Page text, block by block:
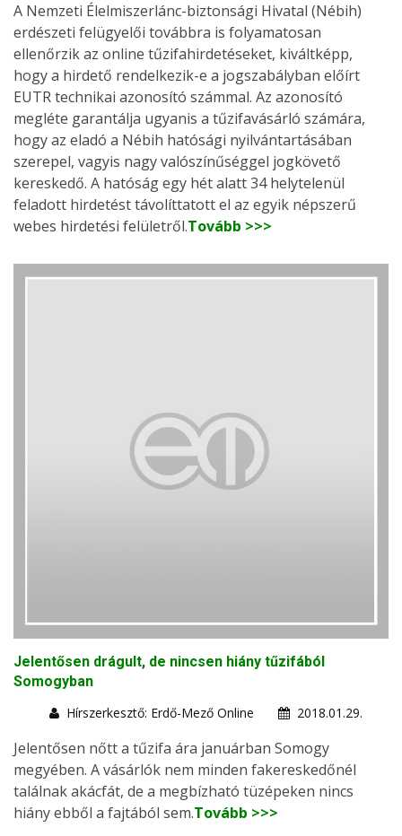
A Nemzeti Élelmiszerlánc-biztonsági Hivatal (Nébih)
erdészeti felügyelői továbbra is folyamatosan
ellenőrzik az online tűzifahirdetéseket, kiváltképp,
hogy a hirdető rendelkezik-e a jogszabályban előírt
EUTR technikai azonosító számmal. Az azonosító
megléte garantálja ugyanis a tűzifavásárló számára,
hogy az eladó a Nébih hatósági nyilvántartásában
szerepel, vagyis nagy valószínűséggel jogkövető
kereskedő. A hatóság egy hét alatt 34 helytelenül
feladott hirdetést távolíttatott el az egyik népszerű
webes hirdetési felületről.Tovább >>>
Jelentősen drágult, de nincsen hiány tűzifából
Somogyban
Hírszerkesztő: Erdő-Mező Online
2018.01.29.
Jelentősen nőtt a tűzifa ára januárban Somogy
megyében. A vásárlók nem minden fakereskedőnél
találnak akácfát, de a megbízható tüzépeken nincs
hiány ebből a fajtából sem.Tovább >>>